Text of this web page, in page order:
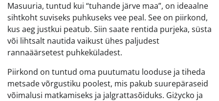
Masuuria, tuntud kui “tuhande järve maa”, on ideaalne
sihtkoht suviseks puhkuseks vee peal. See on piirkond,
kus aeg justkui peatub. Siin saate rentida purjeka, süsta
või lihtsalt nautida vaikust ühes paljudest
rannaäärsetest puhkeküladest.
Piirkond on tuntud oma puutumatu looduse ja tiheda
metsade võrgustiku poolest, mis pakub suurepäraseid
võimalusi matkamiseks ja jalgrattasõiduks. Giżycko ja